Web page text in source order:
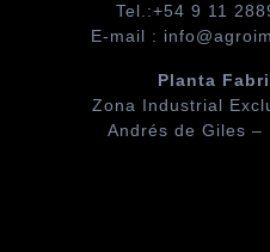
Tel.:+54 9 11
E-mail :
Planta
Zona Industrial
Andrés de Giles –